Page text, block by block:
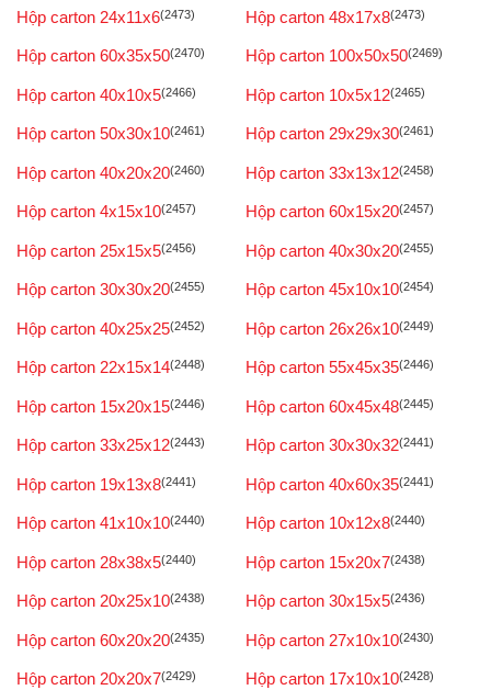
Hộp carton 24x11x6(2473) Hộp carton 48x17x8(2473)
Hộp carton 60x35x50(2470) Hộp carton 100x50x50(2469)
Hộp carton 40x10x5(2466) Hộp carton 10x5x12(2465)
Hộp carton 50x30x10(2461) Hộp carton 29x29x30(2461)
Hộp carton 40x20x20(2460) Hộp carton 33x13x12(2458)
Hộp carton 4x15x10(2457) Hộp carton 60x15x20(2457)
Hộp carton 25x15x5(2456) Hộp carton 40x30x20(2455)
Hộp carton 30x30x20(2455) Hộp carton 45x10x10(2454)
Hộp carton 40x25x25(2452) Hộp carton 26x26x10(2449)
Hộp carton 22x15x14(2448) Hộp carton 55x45x35(2446)
Hộp carton 15x20x15(2446) Hộp carton 60x45x48(2445)
Hộp carton 33x25x12(2443) Hộp carton 30x30x32(2441)
Hộp carton 19x13x8(2441) Hộp carton 40x60x35(2441)
Hộp carton 41x10x10(2440) Hộp carton 10x12x8(2440)
Hộp carton 28x38x5(2440) Hộp carton 15x20x7(2438)
Hộp carton 20x25x10(2438) Hộp carton 30x15x5(2436)
Hộp carton 60x20x20(2435) Hộp carton 27x10x10(2430)
Hộp carton 20x20x7(2429) Hộp carton 17x10x10(2428)